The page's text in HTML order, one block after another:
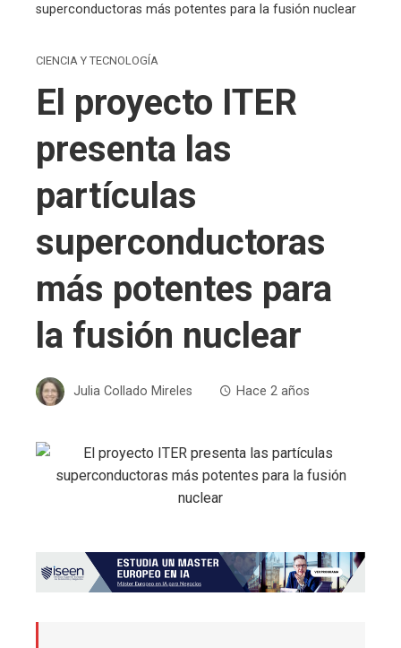
superconductoras más potentes para la fusión nuclear
CIENCIA Y TECNOLOGÍA
El proyecto ITER
presenta las
partículas
superconductoras
más potentes para
la fusión nuclear
Julia Collado Mireles Hace 2 años